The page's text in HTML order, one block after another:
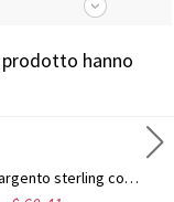
hanno
Collana in argento sterling con nome Carrie e pietra portafortuna, regalo per donne, mogli, mamme, fidanzate, figlie, amiche